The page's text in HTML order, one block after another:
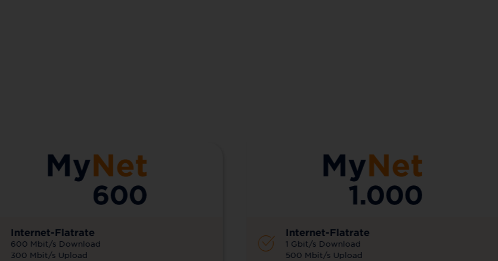
Internet-Flatrate
600 Mbit/s Download
300 Mbit/s Upload
Internet-Flatrate
1 Gbit/s Download
500 Mbit/s Upload